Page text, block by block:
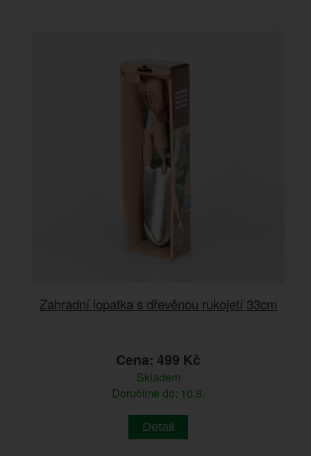
Zahradní lopatka s dřevěnou rukojetí 33cm
Cena: 499 Kč
Skladem
Doručíme do: 10.8.
Detail